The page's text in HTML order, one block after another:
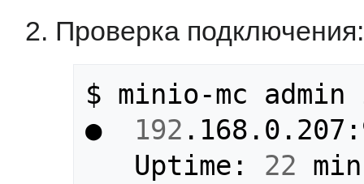
Проверка подключения:
$ minio-mc
● 192
   Uptime:
22